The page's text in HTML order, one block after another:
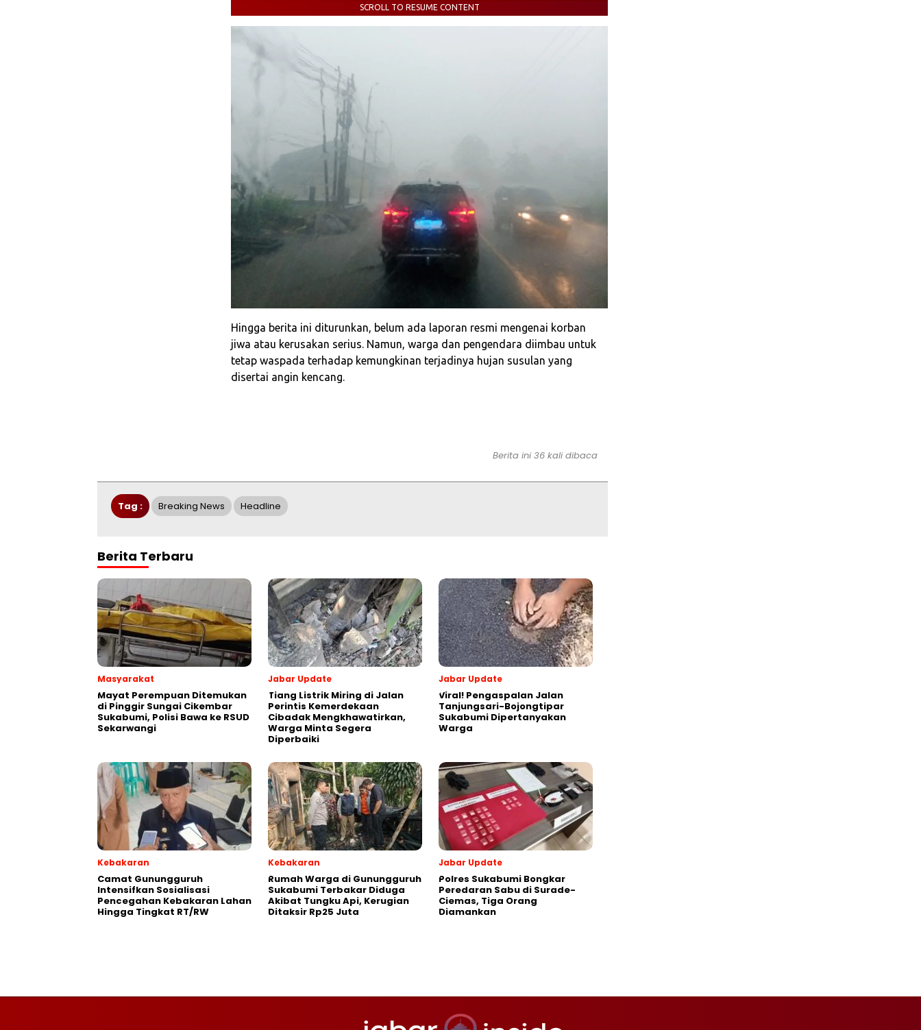
SCROLL TO RESUME CONTENT
Hingga berita ini diturunkan, belum ada laporan resmi mengenai korban
jiwa atau kerusakan serius. Namun, warga dan pengendara diimbau untuk
tetap waspada terhadap kemungkinan terjadinya hujan susulan yang
disertai angin kencang.
Berita ini 36 kali dibaca
Tag : Breaking News Headline
Berita Terbaru
Masyarakat
‎Mayat Perempuan Ditemukan
di Pinggir Sungai Cikembar
Sukabumi, Polisi Bawa ke RSUD
Sekarwangi‎
Jabar Update
Tiang Listrik Miring di Jalan
Perintis Kemerdekaan
Cibadak Mengkhawatirkan,
Warga Minta Segera
Diperbaiki
Jabar Update
Viral! Pengaspalan Jalan
Tanjungsari-Bojongtipar
Sukabumi Dipertanyakan
Warga
Kebakaran
‎‎Camat Gunungguruh
Intensifkan Sosialisasi
Pencegahan Kebakaran Lahan
Hingga Tingkat RT/RW‎
Kebakaran
‎Rumah Warga di Gunungguruh
Sukabumi Terbakar Diduga
Akibat Tungku Api, Kerugian
Ditaksir Rp25 Juta
Jabar Update
Polres Sukabumi Bongkar
Peredaran Sabu di Surade-
Ciemas, Tiga Orang
Diamankan